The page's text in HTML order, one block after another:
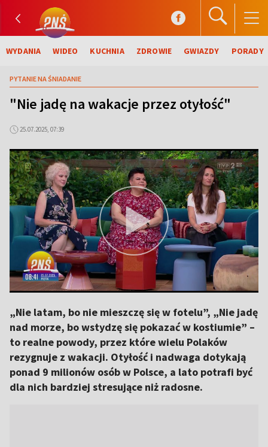
WYDANIA WIDEO KUCHNIA ZDROWIE GWIAZDY PORADY
PYTANIE NA ŚNIADANIE
"Nie jadę na wakacje przez otyłość"
25.07.2025, 07:39
„Nie latam, bo nie mieszczę się w fotelu”, „Nie jadę
nad morze, bo wstydzę się pokazać w kostiumie” –
to realne powody, przez które wielu Polaków
rezygnuje z wakacji. Otyłość i nadwaga dotykają
ponad 9 milionów osób w Polsce, a lato potrafi być
dla nich bardziej stresujące niż radosne.